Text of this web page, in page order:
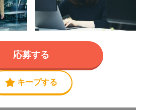
キープする
応募する